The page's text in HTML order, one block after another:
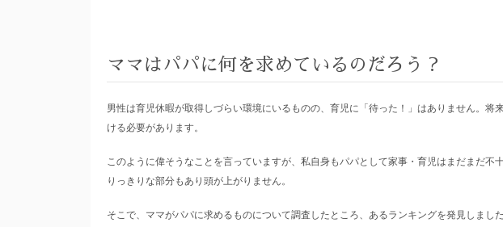
ママはパパに何を求めているのだろう？
男性は育児休暇が取得しづらい環境にいるものの、育児に「待った！」はありません。将
ける必要があります。
このように偉そうなことを言っていますが、私自身もパパとして家事・育児はまだまだ不
りっきりな部分もあり頭が上がりません。
そこで、ママがパパに求めるものについて調査したところ、あるランキングを発見しました